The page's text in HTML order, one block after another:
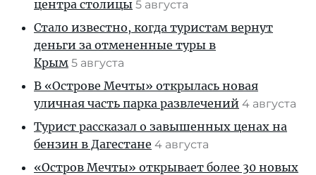
центра столицы 5 августа
Стало известно, когда туристам вернут
деньги за отмененные туры в
Крым 5 августа
В «Острове Мечты» открылась новая
уличная часть парка развлечений 4 августа
Турист рассказал о завышенных ценах на
бензин в Дагестане 4 августа
«Остров Мечты» открывает более 30 новых